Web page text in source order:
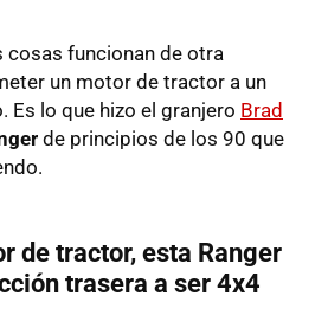
cosas funcionan de otra
un motor de tractor a un
Es lo que hizo el granjero Brad
de principios de los 90 que
de tractor, esta Ranger
trasera a ser 4x4